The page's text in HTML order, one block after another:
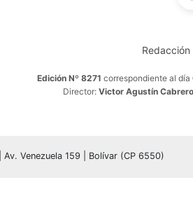
Redacción
Edición Nº 8271 correspondiente al día
Director: Victor Agustín
| Av. Venezuela 159 | Bolívar (CP 6550)